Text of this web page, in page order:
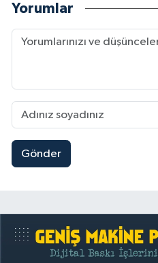
Yorumlar
Gönder